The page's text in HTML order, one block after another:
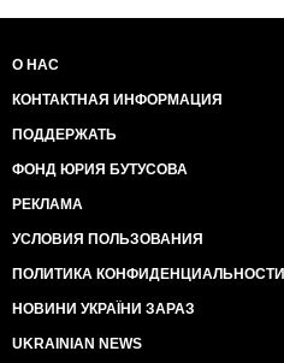
О НАС
КОНТАКТНАЯ ИНФОРМАЦИЯ
ПОДДЕРЖАТЬ
ФОНД ЮРИЯ БУТУСОВА
РЕКЛАМА
УСЛОВИЯ ПОЛЬЗОВАНИЯ
ПОЛИТИКА КОНФИДЕНЦИАЛЬНОСТИ
НОВИНИ УКРАЇНИ ЗАРАЗ
UKRAINIAN NEWS